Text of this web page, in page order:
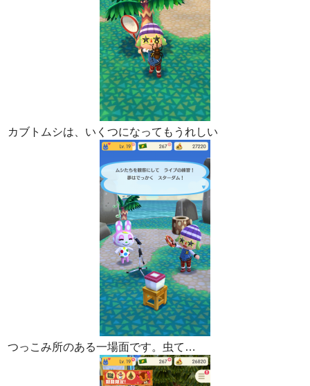
カブトムシは、いくつになってもうれしい
つっこみ所のある一場面です。虫て…